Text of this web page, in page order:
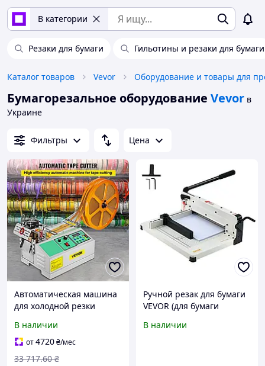
В категории
Резаки для бумаги Гильотины и резаки для бумаги
Каталог товаров Vevor
Бумагорезальное оборудование Vevor в
Украине
Фильтры Цена
Автоматическая машина
для холодной резки
резак для ремней,
ширина реза 95 мм MXR
В наличии
от4720₴/мес
33 717.60 ₴
Ручной резак для бумаги
VEVOR (для бумаги
304,8 мм, 400 листов),
В наличии